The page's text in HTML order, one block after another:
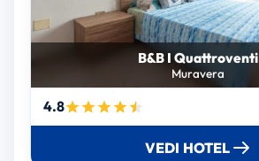
B&B I Quattroventi
Muravera
4.8
VEDI HOTEL